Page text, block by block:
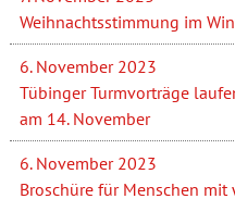
Weihnachtsstimmung im
6. November 2023
Tübinger Turmvorträge
am 14. November
6. November 2023
Broschüre für Menschen